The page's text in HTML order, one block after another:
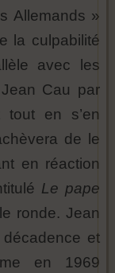
Allemands »
la culpabilité
avec les
Cau par
en s’en
de le
en réaction
Le pape
ronde. Jean
et
en 1969